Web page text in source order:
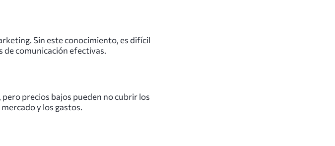
Sin este conocimiento, es difícil
comunicación efectivas.
precios bajos pueden no cubrir los
y los gastos.